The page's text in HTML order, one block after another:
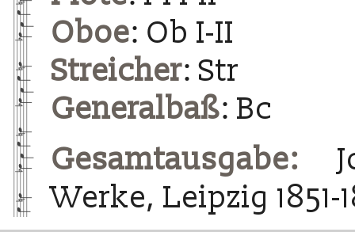
Oboe: Ob I-II
Streicher: Str
Generalbaß: Bc
Gesamtausgabe:
Werke, Leipzig 1851-